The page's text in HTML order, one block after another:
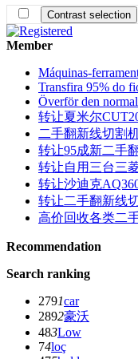
Member
Máquinas-
Transfira 95% do
Överför den
转让夏米尔
二手翻新线切割
转让95成新二手
转让自用三台三
转让沙迪克
转让二手翻新线
高价回收各类二
Recommendation
Search ranking
2791car
2892豪沃
483Low
74loç